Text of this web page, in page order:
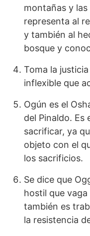
montañas y
representa al
y también al
bosque y
Toma la
inflexible que
Ogún es el
del Pinaldo. Es
sacrificar, ya
objeto con el
los sacrificios.
Se dice que
hostil que
también es
la resistencia